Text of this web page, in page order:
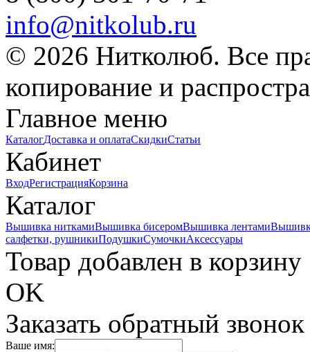
info@nitkolub.ru
© 2026 Нитколюб. Все
копирование и
Главное меню
КаталогДоставка и оплатаСкидкиСтатьи
Кабинет
ВходРегистрацияКорзина
Каталог
Вышивка ниткамиВышивка бисеромВышивка лентами
салфетки, рушникиПодушкиСумочкиАксессуары
Товар добавлен в корзину
OK
Заказать обратный звонок
Ваше имя: